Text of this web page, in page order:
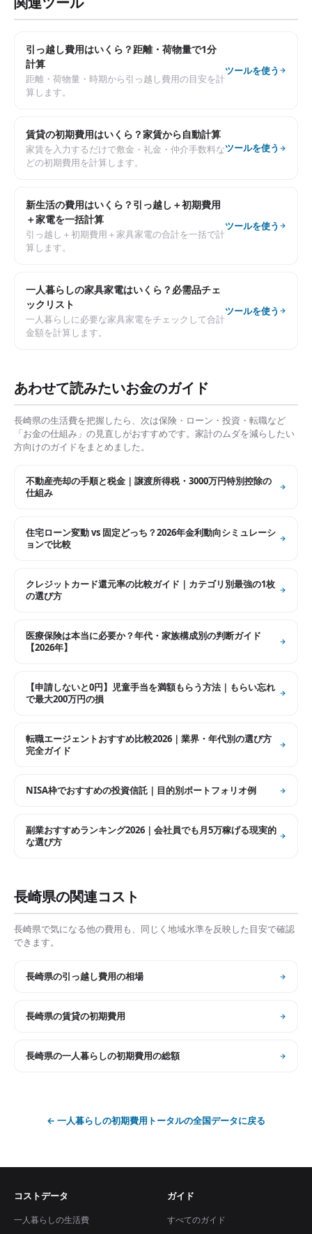
引っ越し費用はいくら？距離・荷物量で1分
計算
距離・荷物量・時期から引っ越し費用の目安を計
算します。
ツールを使う
賃貸の初期費用はいくら？家賃から自動計算
家賃を入力するだけで敷金・礼金・仲介手数料な
どの初期費用を計算します。
ツールを使う
新生活の費用はいくら？引っ越し＋初期費用
＋家電を一括計算
引っ越し＋初期費用＋家具家電の合計を一括で計
算します。
ツールを使う
一人暮らしの家具家電はいくら？必需品チェ
ックリスト
一人暮らしに必要な家具家電をチェックして合計
金額を計算します。
ツールを使う
あわせて読みたいお金のガイド
長崎県の生活費を把握したら、次は保険・ローン・投資・転職など
「お金の仕組み」の見直しがおすすめです。家計のムダを減らしたい
方向けのガイドをまとめました。
不動産売却の手順と税金｜譲渡所得税・3000万円特別控除の
仕組み
住宅ローン変動 vs 固定どっち？2026年金利動向シミュレーシ
ョンで比較
クレジットカード還元率の比較ガイド｜カテゴリ別最強の1枚
の選び方
医療保険は本当に必要か？年代・家族構成別の判断ガイド
【2026年】
【申請しないと0円】児童手当を満額もらう方法｜もらい忘れ
で最大200万円の損
転職エージェントおすすめ比較2026｜業界・年代別の選び方
完全ガイド
NISA枠でおすすめの投資信託｜目的別ポートフォリオ例
副業おすすめランキング2026｜会社員でも月5万稼げる現実的
な選び方
長崎県の関連コスト
長崎県で気になる他の費用も、同じく地域水準を反映した目安で確認
できます。
長崎県の引っ越し費用の相場
長崎県の賃貸の初期費用
長崎県の一人暮らしの初期費用の総額
← 一人暮らしの初期費用トータルの全国データに戻る
コストデータ
一人暮らしの生活費
ガイド
すべてのガイド